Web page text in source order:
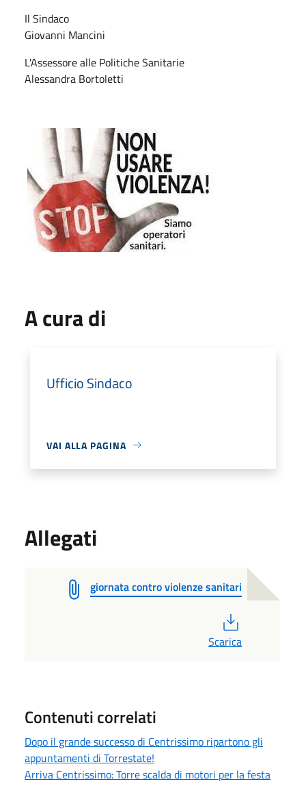
Il Sindaco
Giovanni Mancini
L'Assessore alle Politiche Sanitarie
Alessandra Bortoletti
A cura di
Ufficio Sindaco
VAI ALLA PAGINA
Allegati
giornata contro violenze sanitari
Scarica
Contenuti correlati
Dopo il grande successo di Centrissimo ripartono gli
appuntamenti di Torrestate!
Arriva Centrissimo: Torre scalda di motori per la festa